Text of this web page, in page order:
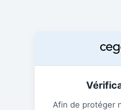
Afin de protéger